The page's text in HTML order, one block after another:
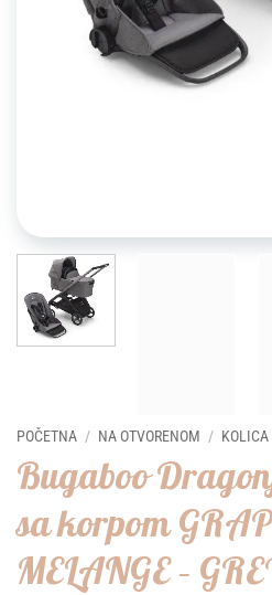
POČETNA / NA OTVORENOM / KOLICA
Bugaboo
sa korpom
MELANGE –